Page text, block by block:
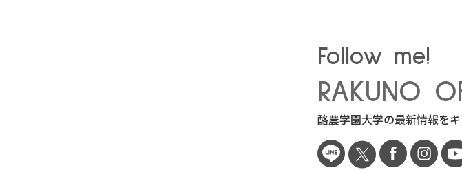
Follow me!
RAKUNO
酪農学園大学の最新情報を